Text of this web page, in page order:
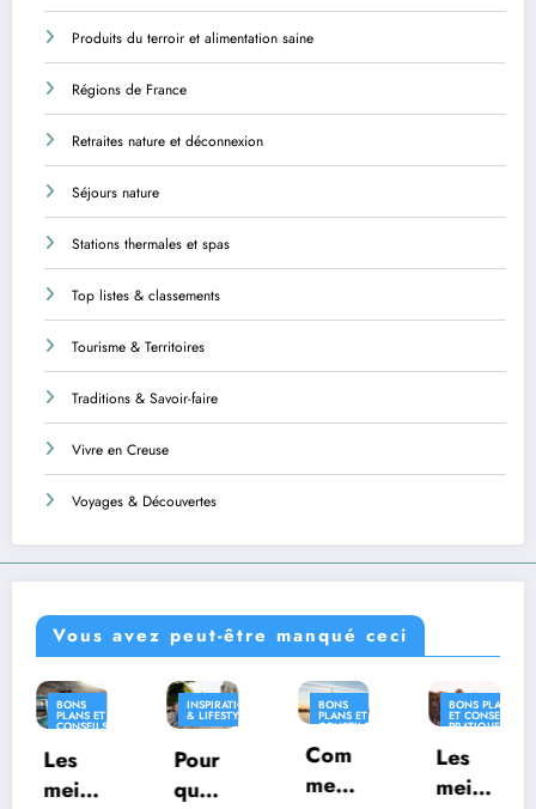
Produits du terroir et alimentation saine
Régions de France
Retraites nature et déconnexion
Séjours nature
Stations thermales et spas
Top listes & classements
Tourisme & Territoires
Traditions & Savoir-faire
Vivre en Creuse
Voyages & Découvertes
Vous avez peut-être manqué ceci
INSPIRATION
& LIFESTYLE
Pour
quoi
BONS
PLANS ET
CONSEILS
Com
ment
BONS PLANS
ET CONSEILS
PRATIQUES
INSPIRATION
& LIFESTYLE
Les
meill
INSPIRATION
& LIFESTYLE
Où
vivre